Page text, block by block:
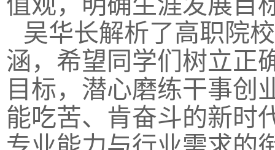
吴华长解析了高职院
涵，希望同学们树立正
目标，潜心磨练干事创
能吃苦、肯奋斗的新时